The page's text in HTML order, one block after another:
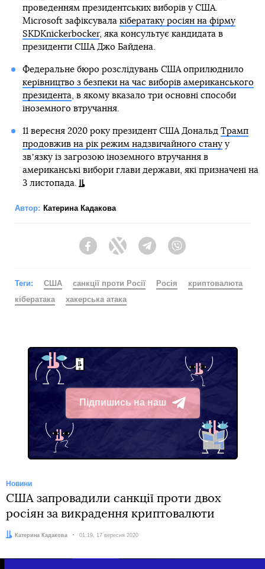
проведенням президентських виборів у США.
Microsoft зафіксувала кібератаку росіян на фірму
SKDKnickerbocker, яка консультує кандидата в
президенти США Джо Байдена.
Федеральне бюро розслідувань США оприлюднило
керівництво з безпеки на час виборів американського
президента , в якому вказало три основні способи
іноземного втручання.
11 вересня 2020 року президент США Дональд Трамп
продовжив на рік режим надзвичайного стануу
звʼязку із загрозою іноземного втручання в
американські вибори глави держави, які призначені на
3 листопада.
Автор: Катерина Кадакова
FacebookTwitter Telegram
Теги: США санкції проти Росії Росія
криптовалюта
кібератака
хакерська атака
Підпишись на наш
Telegram
Новини
США запровадили санкції проти двох
росіян за викрадення криптовалюти
Автор:Катерина Кадакова Дата:
01:19, 17 вересня 2020